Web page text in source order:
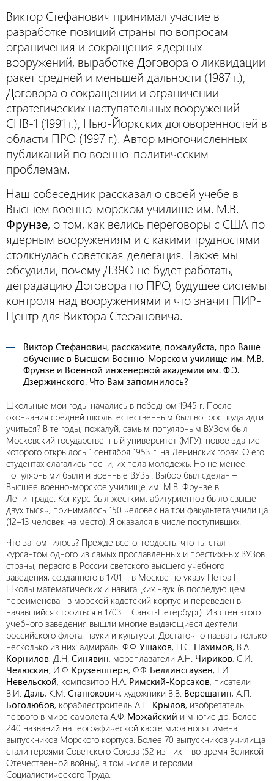
Виктор Стефанович принимал участие в
разработке позиций страны по вопросам
ограничения и сокращения ядерных
вооружений, выработке Договора о ликвидации
ракет средней и меньшей дальности (1987 г.),
Договора о сокращении и ограничении
стратегических наступательных вооружений
СНВ-1 (1991 г.), Нью-Йоркских договоренностей в
области ПРО (1997 г.). Автор многочисленных
публикаций по военно-политическим
проблемам.
Наш собеседник рассказал о своей учебе в
Высшем военно-морском училище им. М.В.
Фрунзе, о том, как велись переговоры с США по
ядерным вооружениям и с какими трудностями
столкнулась советская делегация. Также мы
обсудили, почему ДЗЯО не будет работать,
деградацию Договора по ПРО, будущее системы
контроля над вооружениями и что значит ПИР-
Центр для Виктора Стефановича.
Виктор Стефанович, расскажите, пожалуйста, про Ваше
обучение в Высшем Военно-Морском училище им. М.В.
Фрунзе и Военной инженерной академии им. Ф.Э.
Дзержинского. Что Вам запомнилось?
Школьные мои годы начались в победном 1945 г. После
окончания средней школы естественным был вопрос: куда идти
учиться? В те годы, пожалуй, самым популярным ВУЗом был
Московский государственный университет (МГУ), новое здание
которого открылось 1 сентября 1953 г. на Ленинских горах. О его
студентах слагались песни, их пела молодёжь. Но не менее
популярными были и военные ВУЗы. Выбор был сделан –
Высшее военно-морское училище им. М.В. Фрунзе в
Ленинграде. Конкурс был жестким: абитуриентов было свыше
двух тысяч, принималось 150 человек на три факультета училища
(12–13 человек на место). Я оказался в числе поступивших.
Что запомнилось? Прежде всего, гордость, что ты стал
курсантом одного из самых прославленных и престижных ВУЗов
страны, первого в России светского высшего учебного
заведения, созданного в 1701 г. в Москве по указу Петра I –
Школы математических и навигацких наук (в последующем
переименован в морской кадетский корпус и переведен в
начавшийся строиться в 1703 г. Санкт-Петербург). Из стен этого
учебного заведения вышли многие выдающиеся деятели
российского флота, науки и культуры. Достаточно назвать только
несколько из них: адмиралы Ф.Ф. Ушаков, П.С. Нахимов, В.А.
Корнилов, Д.Н. Синявин, мореплаватели А.Н. Чириков, С.И.
Челюскин, И.Ф. Крузенштерн, Ф.Ф. Беллинсгаузен, Г.И.
Невельской, композитор Н.А. Римский-Корсаков, писатели
В.И. Даль, К.М. Станюкович, художники В.В. Верещагин, А.П.
Боголюбов, кораблестроитель А.Н. Крылов, изобретатель
первого в мире самолета А.Ф. Можайский и многие др. Более
240 названий на географической карте мира носят имена
выпускников Морского корпуса. Более 70 выпускников училища
стали героями Советского Союза (52 из них – во время Великой
Отечественной войны), в том числе и героями
Социалистического Труда.